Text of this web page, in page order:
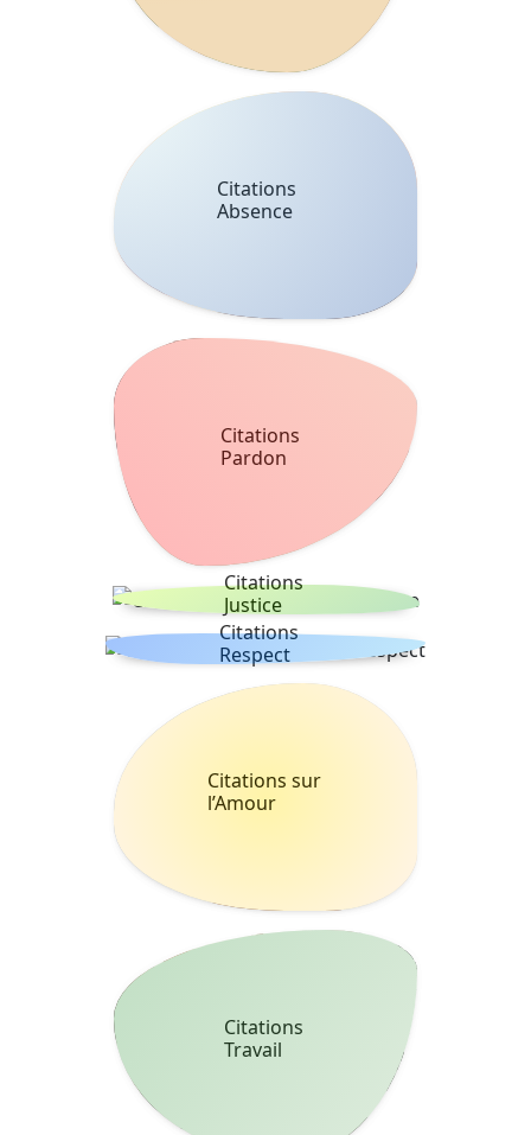
Citations
Absence
Citations
Pardon
Citations
Justice
Citations
Respect
Citations sur
l’Amour
Citations
Travail